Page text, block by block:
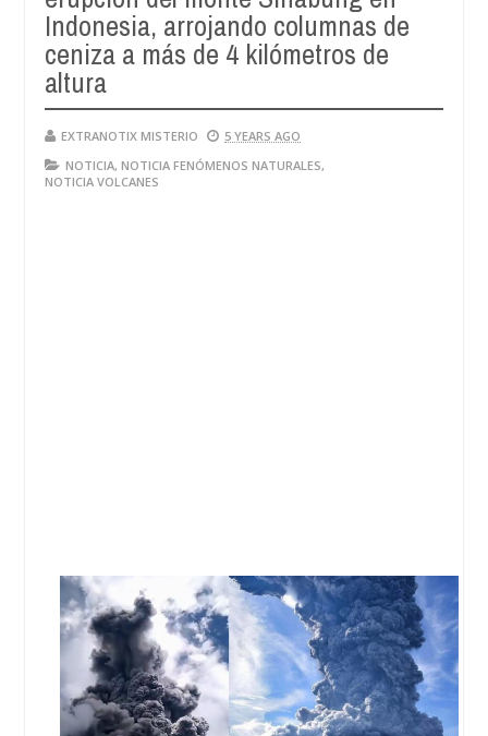
Indonesia, arrojando columnas de
ceniza a más de 4 kilómetros de
altura
EXTRANOTIX MISTERIO
5 YEARS AGO
NOTICIA, NOTICIA FENÓMENOS NATURALES,
NOTICIA VOLCANES